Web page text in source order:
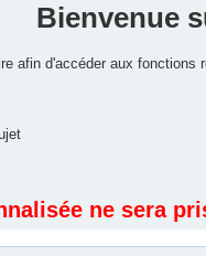
Bienvenue
afin d'accéder aux fonctions
ne sera